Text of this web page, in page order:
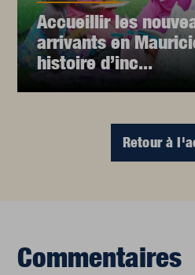
Accueillir les
arrivants en
histoire d’inc...
Retour à
Commentaires